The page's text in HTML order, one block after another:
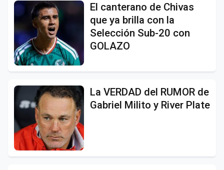
El canterano de Chivas
que ya brilla con la
Selección Sub-20 con
GOLAZO
La VERDAD del RUMOR de
Gabriel Milito y River Plate